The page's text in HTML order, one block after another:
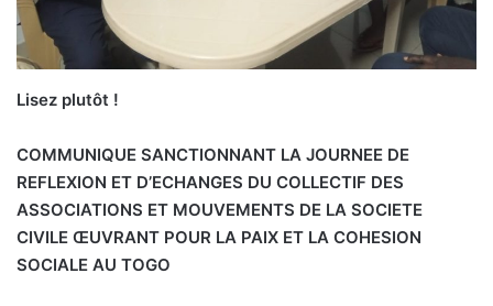
Lisez plutôt !
COMMUNIQUE SANCTIONNANT LA JOURNEE DE
REFLEXION ET D’ECHANGES DU COLLECTIF DES
ASSOCIATIONS ET MOUVEMENTS DE LA SOCIETE
CIVILE ŒUVRANT POUR LA PAIX ET LA COHESION
SOCIALE AU TOGO